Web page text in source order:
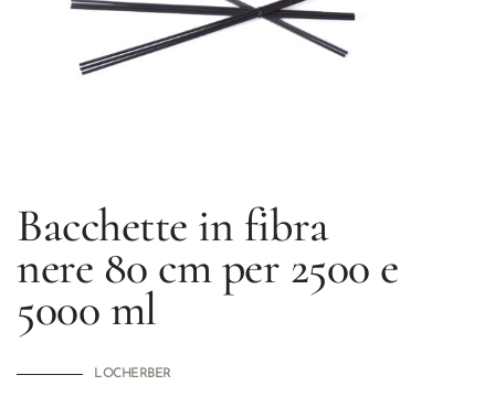
Bacchette in fibra
nere 80 cm per 2500 e
5000 ml
LOCHERBER